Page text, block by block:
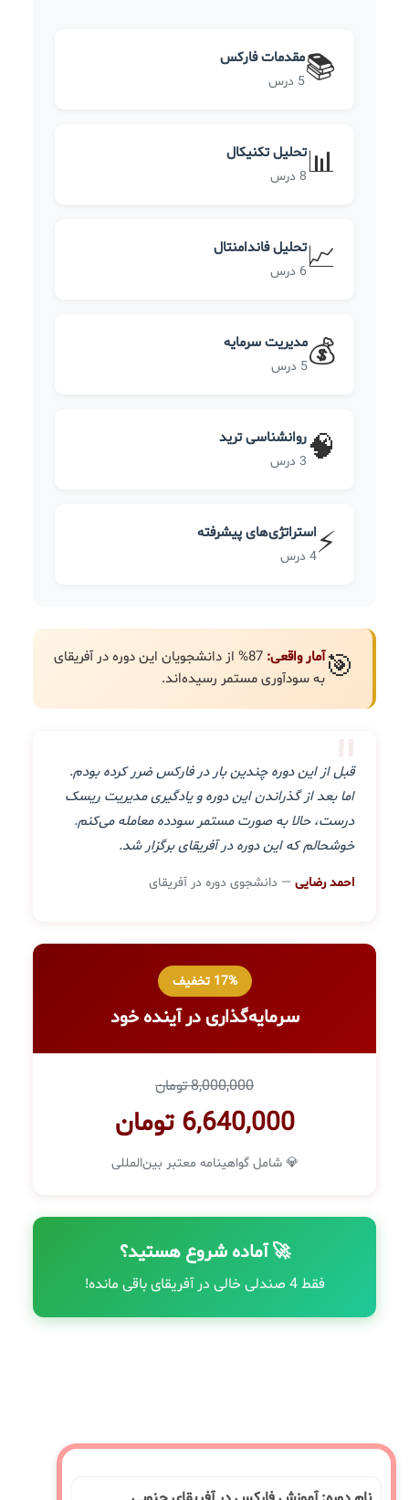
📚مقدمات فارکس
5 درس
📊تحلیل تکنیکال
8 درس
📈تحلیل فاندامنتال
6 درس
💰مدیریت سرمایه
5 درس
🧠روانشناسی ترید
3 درس
⚡استراتژی‌های پیشرفته
4 درس
🎯آمار واقعی:
87% از دانشجویان این دوره در آفریقای
به سودآوری مستمر رسیده‌اند.
"
قبل از این دوره چندین بار در فارکس ضرر کرده بودم.
اما بعد از گذراندن این دوره و یادگیری مدیریت ریسک
درست، حالا به صورت مستمر سودده معامله می‌کنم.
خوشحالم که این دوره در آفریقای برگزار شد.
احمد رضایی — دانشجوی دوره در آفریقای
17% تخفیف
سرمایه‌گذاری در آینده خود
8,000,000 تومان
6,640,000 تومان
💎 شامل گواهینامه معتبر بین‌المللی
🚀 آماده شروع هستید؟
فقط 4 صندلی خالی در آفریقای باقی مانده!